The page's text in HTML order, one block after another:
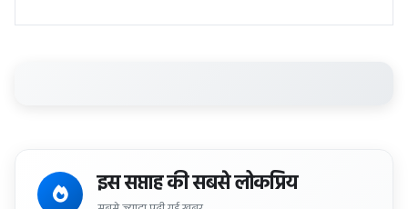
इस सप्ताह की सबसे लोकप्रिय